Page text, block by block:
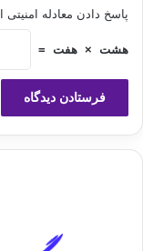
چيست.
6 – مأموريت هاي خودتان را بشناسيد.
مأموريت شما به عنوان
خانه خود به جهان هديه
اگر يكي از فرزندان
پاسخ دادن معادله
هشت × هفت =